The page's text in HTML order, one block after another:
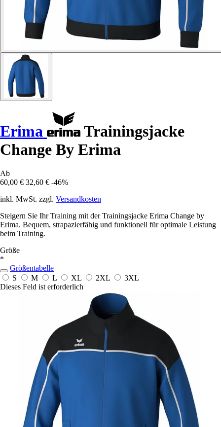
Erima
Trainingsjacke
Change By Erima
Ab
60,00 € 32,60 € -46%
inkl. MwSt. zzgl. Versandkosten
Steigern Sie Ihr Training mit der Trainingsjacke Erima Change by
Erima. Bequem, strapazierfähig und funktionell für optimale Leistung
beim Training.
Größe
*
Größentabelle
S
M L XL 2XL
3XL
Dieses Feld ist erforderlich